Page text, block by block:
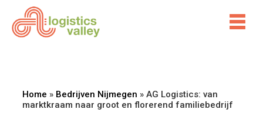
Home » Bedrijven Nijmegen » AG Logistics: van
marktkraam naar groot en florerend familiebedrijf